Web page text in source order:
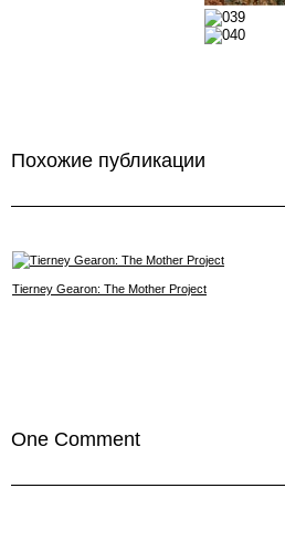
Похожие публикации
Tierney Gearon: The Mother Project
One Comment